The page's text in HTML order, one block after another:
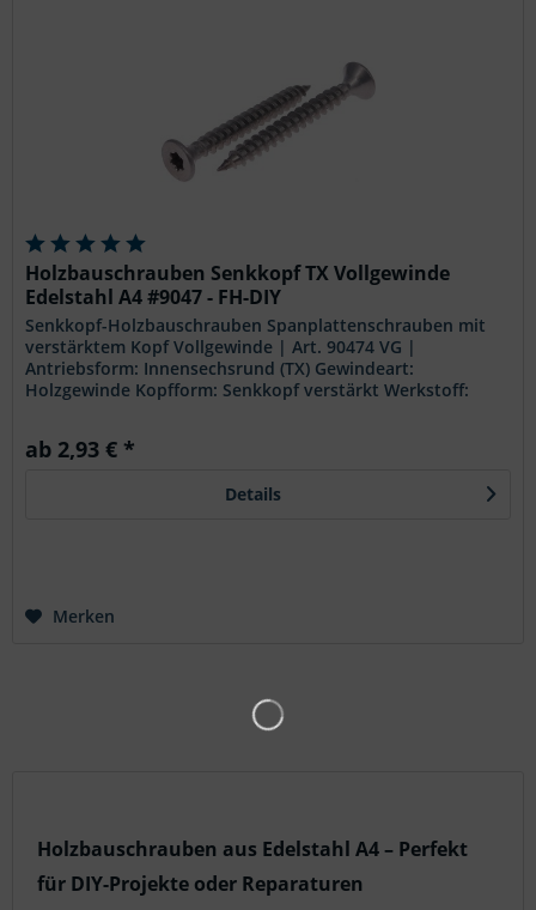
Holzbauschrauben Senkkopf TX Vollgewinde
Edelstahl A4 #9047 - FH-DIY
Senkkopf-Holzbauschrauben Spanplattenschrauben mit
verstärktem Kopf Vollgewinde | Art. 90474 VG |
Antriebsform: Innensechsrund (TX) Gewindeart:
Holzgewinde Kopfform: Senkkopf verstärkt Werkstoff:
ab 2,93 € *
Details
Merken
Holzbauschrauben aus Edelstahl A4 – Perfekt
für DIY-Projekte oder Reparaturen